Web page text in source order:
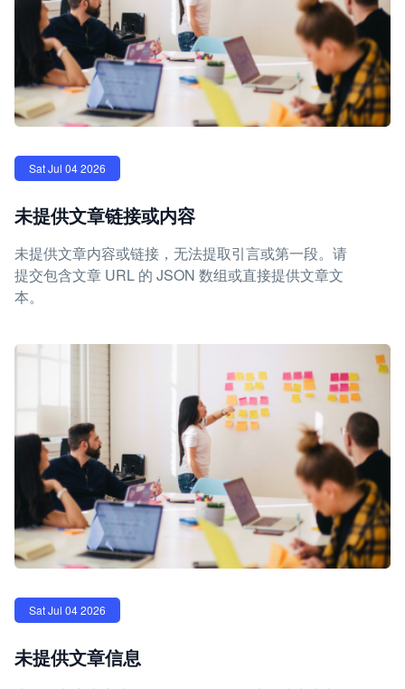
Sat Jul 04 2026
未提供文章链接或内容
未提供文章内容或链接，无法提取引言或第一段。请
提交包含文章 URL 的 JSON 数组或直接提供文章文
本。
Sat Jul 04 2026
未提供文章信息